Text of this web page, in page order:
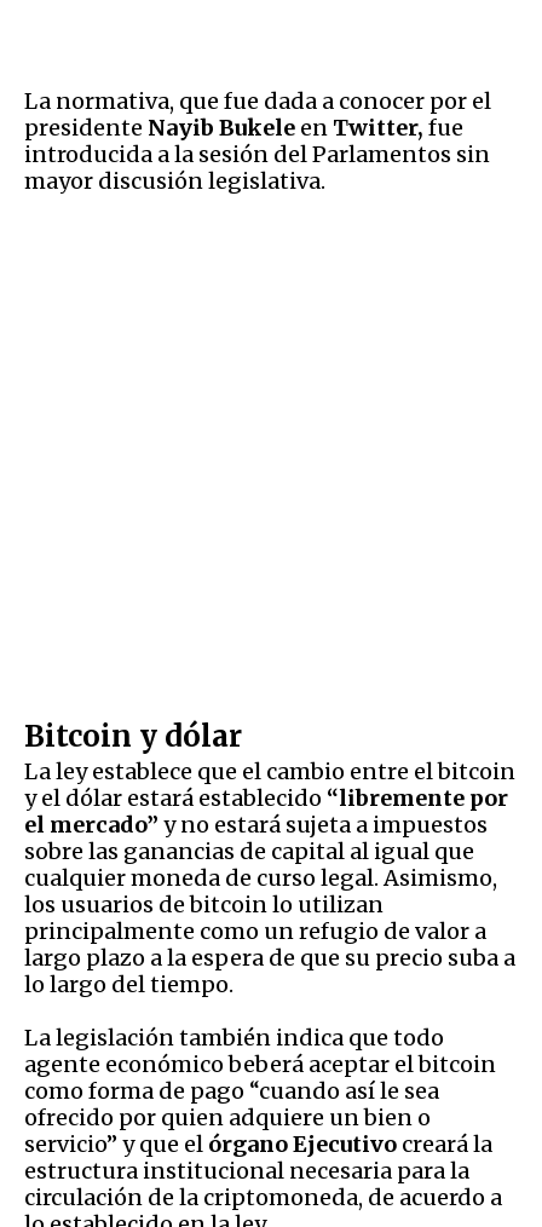
La normativa, que fue dada a conocer por el
presidente Nayib Bukele en Twitter, fue
introducida a la sesión del Parlamentos sin
mayor discusión legislativa.
Bitcoin y dólar
La ley establece que el cambio entre el bitcoin
y el dólar estará establecido “libremente por
el mercado” y no estará sujeta a impuestos
sobre las ganancias de capital al igual que
cualquier moneda de curso legal. Asimismo,
los usuarios de bitcoin lo utilizan
principalmente como un refugio de valor a
largo plazo a la espera de que su precio suba a
lo largo del tiempo.
La legislación también indica que todo
agente económico beberá aceptar el bitcoin
como forma de pago “cuando así le sea
ofrecido por quien adquiere un bien o
servicio” y que el órgano Ejecutivo creará la
estructura institucional necesaria para la
circulación de la criptomoneda, de acuerdo a